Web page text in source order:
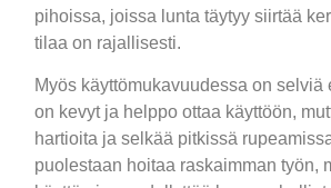
pihoissa, joissa lunta täytyy siirtää
tilaa on rajallisesti.
Myös käyttömukavuudessa on selviä
on kevyt ja helppo ottaa käyttöön,
hartioita ja selkää pitkissä
puolestaan hoitaa raskaimman työn,